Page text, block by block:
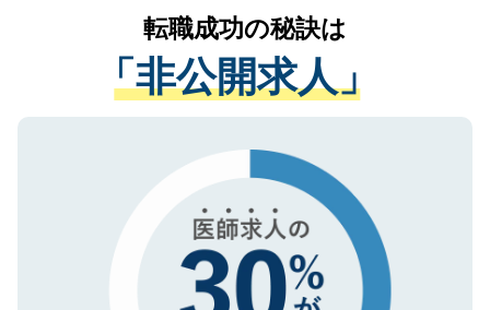
は、個人情報の取り扱いについての厳密な
管理基準を満たした事業者のみに付与され
る、プライバシーマークを取得済みです。
で、機密保持に関してもご安心ください。
かがいして、現在の医療機関の状況や紹介
経験をまじえながら、適切なアドバイスを
させていただきます。すぐにご転職をされ
ない方には、長期的なサポートが可能です
ので、まずはご登録ください。
転職成功の秘訣は
「非公開求人」